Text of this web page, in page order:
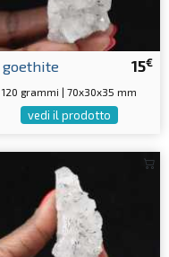
15€
goethite
120 grammi | 70x30x35 mm
vedi il prodotto